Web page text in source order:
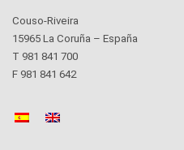
Couso-Riveira
15965 La Coruña – España
T 981 841 700
F 981 841 642